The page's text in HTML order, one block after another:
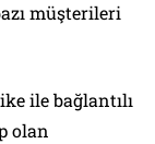
müşterileri
ile bağlantılı
olan